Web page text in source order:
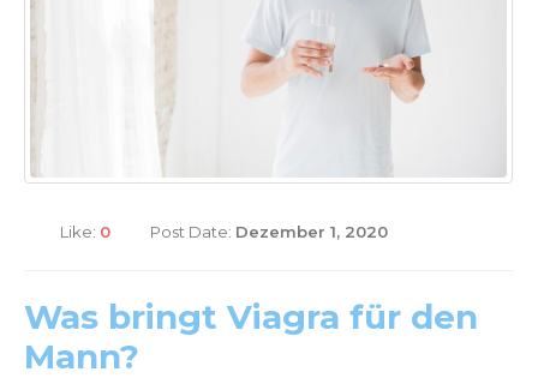
Like: 0 Post Date: Dezember 1, 2020
Was bringt Viagra für den
Mann?